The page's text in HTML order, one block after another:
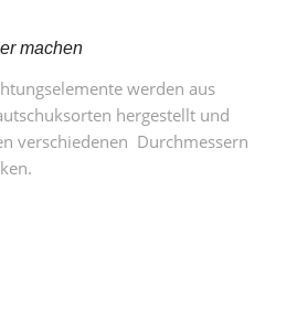
machen
werden aus
hergestellt und
verschiedenen Durchmessern